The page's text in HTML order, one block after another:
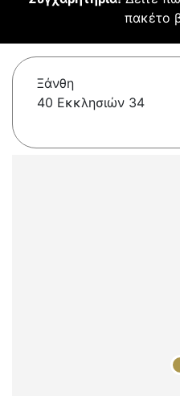
πακέτο
Ξάνθη
40 Εκκλησιών 34